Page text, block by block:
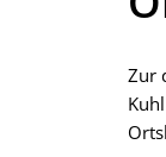
Zur